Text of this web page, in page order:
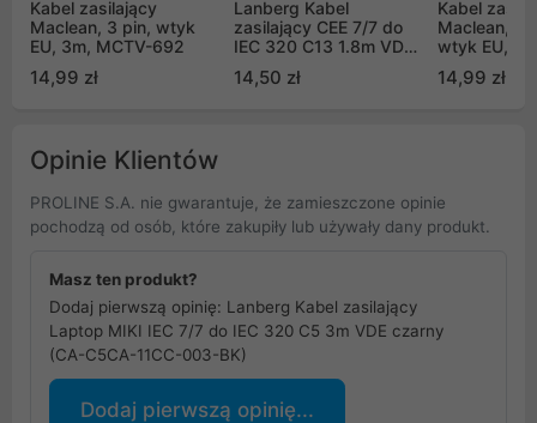
Kabel zasilający
Maclean, 3 pin, wtyk
EU, 3m, MCTV-692
14,99 zł
Lanberg Kabel
zasilający CEE 7/7 do
IEC 320 C13 1.8m VDE
C13C-15CC-0018-BK)
14,50 zł
Kabel
Maclean,
wtyk EU,
14,99 zł
Opinie Klientów
PROLINE S.A. nie gwarantuje, że zamieszczone opinie
pochodzą od osób, które zakupiły lub używały dany produkt.
Masz ten produkt?
Dodaj pierwszą opinię: Lanberg Kabel zasilający
Laptop MIKI IEC 7/7 do IEC 320 C5 3m VDE czarny
(CA-C5CA-11CC-003-BK)
Dodaj pierwszą opinię...